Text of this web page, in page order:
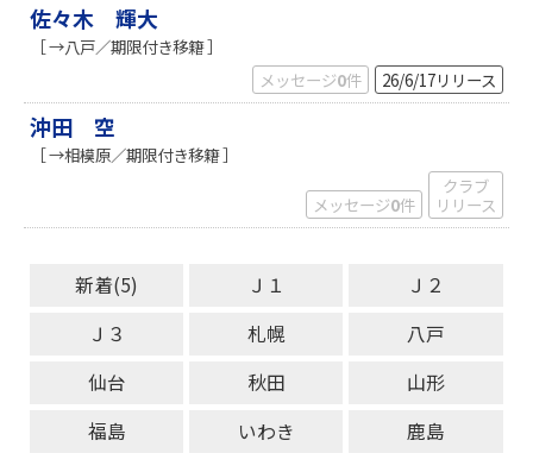
佐々木 輝大
［ →八戸／期限付き移籍 ］
メッセージ0件 26/6/17リリース
沖田 空
［ →相模原／期限付き移籍 ］
メッセージ0件
クラブ
リリース
新着(5) Ｊ１
Ｊ２
Ｊ３
札幌
八戸
仙台
秋田
山形
福島
いわき
鹿島